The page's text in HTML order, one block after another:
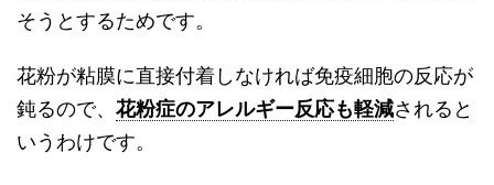
そうとするためです。
花粉が粘膜に直接付着しなければ免疫細胞の反応が
鈍るので、 花粉症のアレルギー反応も軽減されると
いうわけです。